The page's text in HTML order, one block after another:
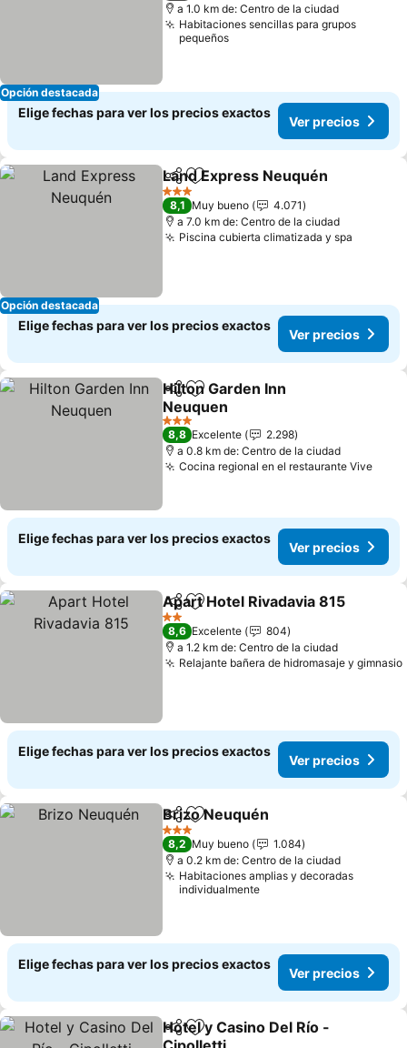
Opción destacada
a 1.0 km de: Centro de la ciudad
Habitaciones sencillas para grupos
pequeños
Elige fechas para ver los precios exactos
Ver precios
Opción destacada
CompartirAgregar a favoritos
Land Express Neuquén
3 Estrellas
8,1 Muy bueno
4.071
a 7.0 km de: Centro de la ciudad
Piscina cubierta climatizada y spa
Elige fechas para ver los precios exactos
Ver precios
CompartirAgregar a favoritos
Hilton Garden Inn
Neuquen
Ver precios
3 Estrellas
8,8 Excelente
2.298
a 0.8 km de: Centro de la ciudad
Cocina regional en el restaurante ViveVer
Elige fechas para ver los precios exactos
Ver precios
CompartirAgregar a favoritos
Apart Hotel Rivadavia 815
2 Estrellas
8,6 Excelente
804
a 1.2 km de: Centro de la ciudad
Relajante bañera de hidromasaje y gimnasio
Elige fechas para ver los precios exactos
Ver precios
CompartirAgregar a favoritos
Brizo Neuquén
3 Estrellas
8,2 Muy bueno
1.084
a 0.2 km de: Centro de la ciudad
Habitaciones amplias y decoradas
individualmente
Elige fechas para ver los precios exactos
Ver precios
CompartirAgregar a favoritos
Hotel y Casino Del Río -